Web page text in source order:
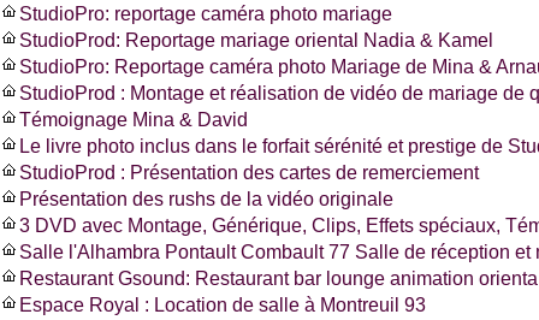
StudioPro: reportage caméra photo mariage
StudioProd: Reportage mariage oriental Nadia & Kamel
StudioPro: Reportage caméra photo Mariage de Mina &
StudioProd : Montage et réalisation de vidéo de mariage de
Témoignage Mina & David
Le livre photo inclus dans le forfait sérénité et prestige de
StudioProd : Présentation des cartes de remerciement
Présentation des rushs de la vidéo originale
3 DVD avec Montage, Générique, Clips, Effets spéciaux,
Salle l'Alhambra Pontault Combault 77 Salle de réception et
Restaurant Gsound: Restaurant bar lounge animation
Espace Royal : Location de salle à Montreuil 93